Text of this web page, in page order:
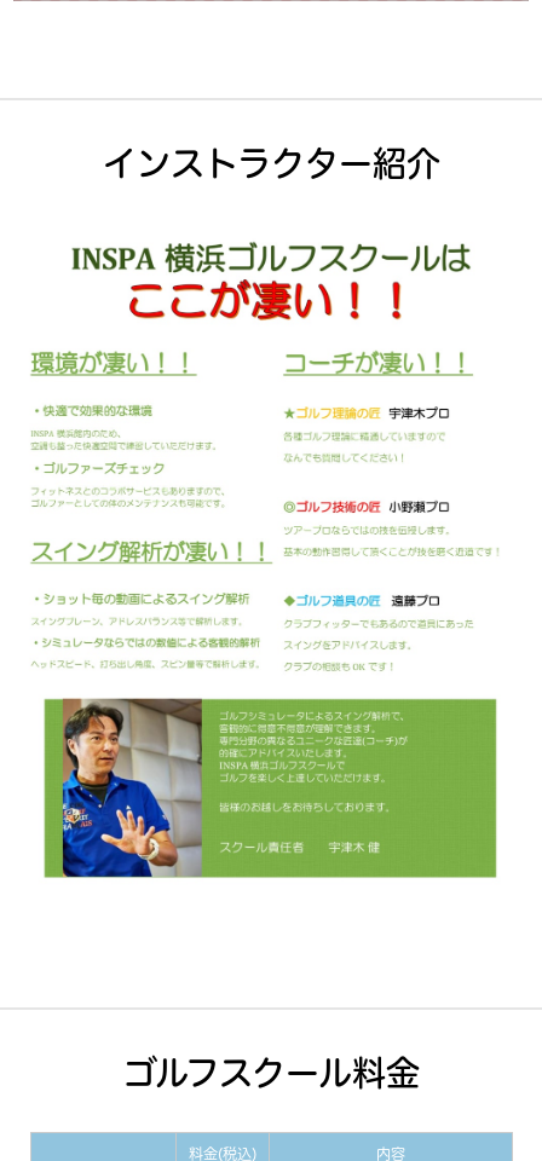
インストラクター紹介
ゴルフスクール料金
料金(税込) 内容